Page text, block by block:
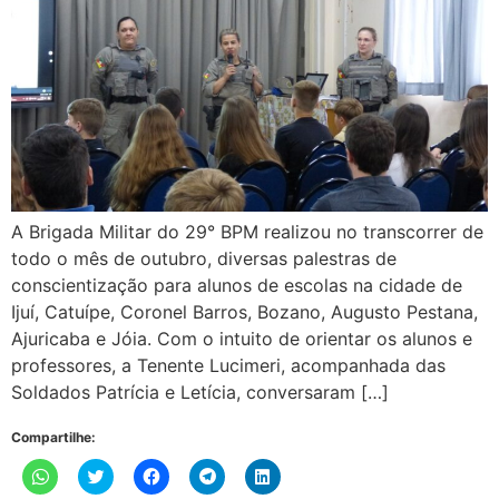
A Brigada Militar do 29° BPM realizou no transcorrer de
todo o mês de outubro, diversas palestras de
conscientização para alunos de escolas na cidade de
Ijuí, Catuípe, Coronel Barros, Bozano, Augusto Pestana,
Ajuricaba e Jóia. Com o intuito de orientar os alunos e
professores, a Tenente Lucimeri, acompanhada das
Soldados Patrícia e Letícia, conversaram […]
Compartilhe:
Clique
para
Clique
para
Clique
para
Clique
para
Clique
para